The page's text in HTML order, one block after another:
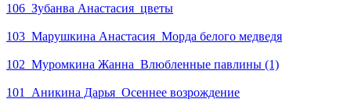
106_Зубанва Анастасия_цветы
103_Марушкина Анастасия_Морда белого медведя
102_Муромкина Жанна_Влюбленные павлины (1)
101_Аникина Дарья_Осеннее возрождение